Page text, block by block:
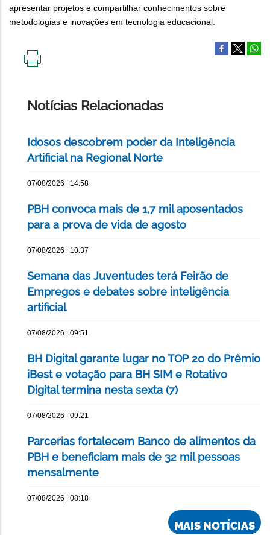
apresentar projetos e compartilhar conhecimentos sobre
metodologias e inovações em tecnologia educacional.
Notícias Relacionadas
Idosos descobrem poder da Inteligência
Artificial na Regional Norte
07/08/2026 | 14:58
PBH convoca mais de 1,7 mil aposentados
para a prova de vida de agosto
07/08/2026 | 10:37
Semana das Juventudes terá Feirão de
Empregos e debates sobre inteligência
artificial
07/08/2026 | 09:51
BH Digital garante lugar no TOP 20 do Prêmio
iBest e votação para BH SIM e Rotativo
Digital termina nesta sexta (7)
07/08/2026 | 09:21
Parcerias fortalecem Banco de alimentos da
PBH e beneficiam mais de 32 mil pessoas
mensalmente
07/08/2026 | 08:18
MAIS NOTÍCIAS